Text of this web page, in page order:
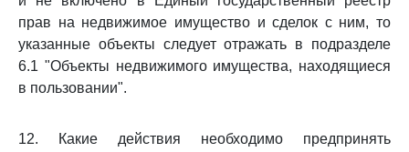
прав на недвижимое имущество и сделок с ним, то
указанные объекты следует отражать в подразделе
6.1 "Объекты недвижимого имущества, находящиеся
в пользовании".
12. Какие действия необходимо предпринять